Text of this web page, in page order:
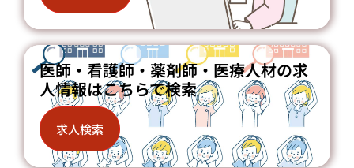
医師・看護師・薬剤師・医療人材の求
人情報はこちらで検索
求人検索